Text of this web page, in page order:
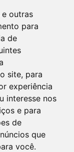
outras
para
de
site, para
experiência
interesse nos
e para
de
que
você.